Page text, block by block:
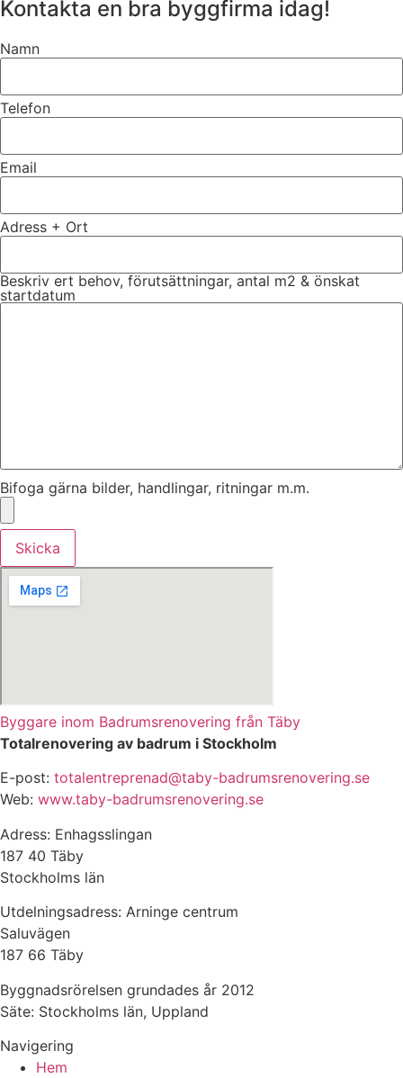
Kontakta en bra byggfirma idag!
Namn
Telefon
Email
Adress + Ort
Beskriv ert behov, förutsättningar, antal m2 & önskat
startdatum
Bifoga gärna bilder, handlingar, ritningar m.m.
Skicka
Byggare inom Badrumsrenovering från Täby
Totalrenovering av badrum i Stockholm
E-post: totalentreprenad@taby-badrumsrenovering.se
Web: www.taby-badrumsrenovering.se
Adress: Enhagsslingan
187 40 Täby
Stockholms län
Utdelningsadress: Arninge centrum
Saluvägen
187 66 Täby
Byggnadsrörelsen grundades år 2012
Säte: Stockholms län, Uppland
Navigering
Hem